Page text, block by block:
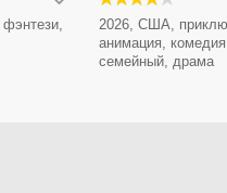
2026, США,
анимация,
семейный, драма